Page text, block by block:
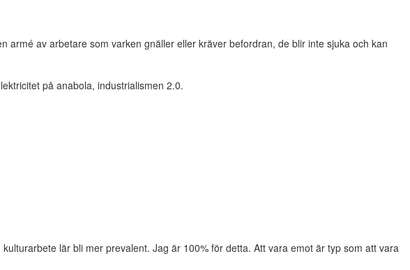
armé av arbetare som varken gnäller eller kräver befordran, de blir inte sjuka och kan
på anabola, industrialismen 2.0.
lär bli mer prevalent. Jag är 100% för detta. Att vara emot är typ som att vara